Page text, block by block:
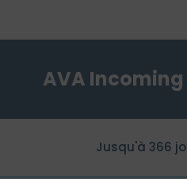
AVA
Jusqu'à 366